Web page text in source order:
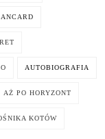
AUTOBIOGRAFIA
AŻ PO HORYZONT
KOTÓW